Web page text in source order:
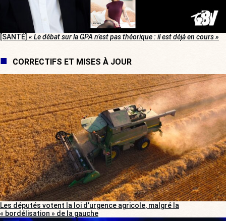
[SANTÉ] « Le débat sur la GPA n’est pas théorique : il est déjà en cours »
CORRECTIFS ET MISES À JOUR
Les députés votent la loi d’urgence agricole, malgré la
« bordélisation » de la gauche